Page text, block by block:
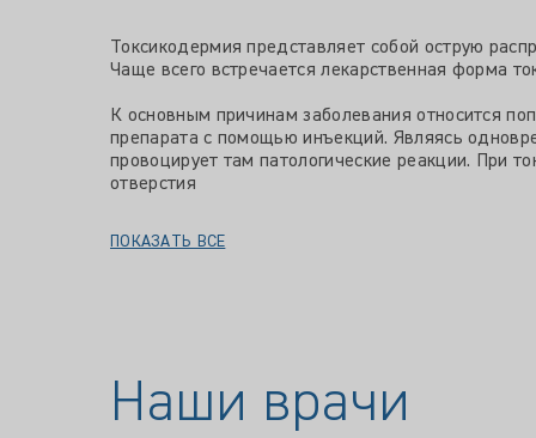
Токсикодермия представляет собой острую
Чаще всего встречается лекарственная форма
К основным причинам заболевания относится
препарата с помощью инъекций. Являясь
провоцирует там патологические реакции. При
отверстия
ПОКАЗАТЬ ВСЕ
Наши врачи